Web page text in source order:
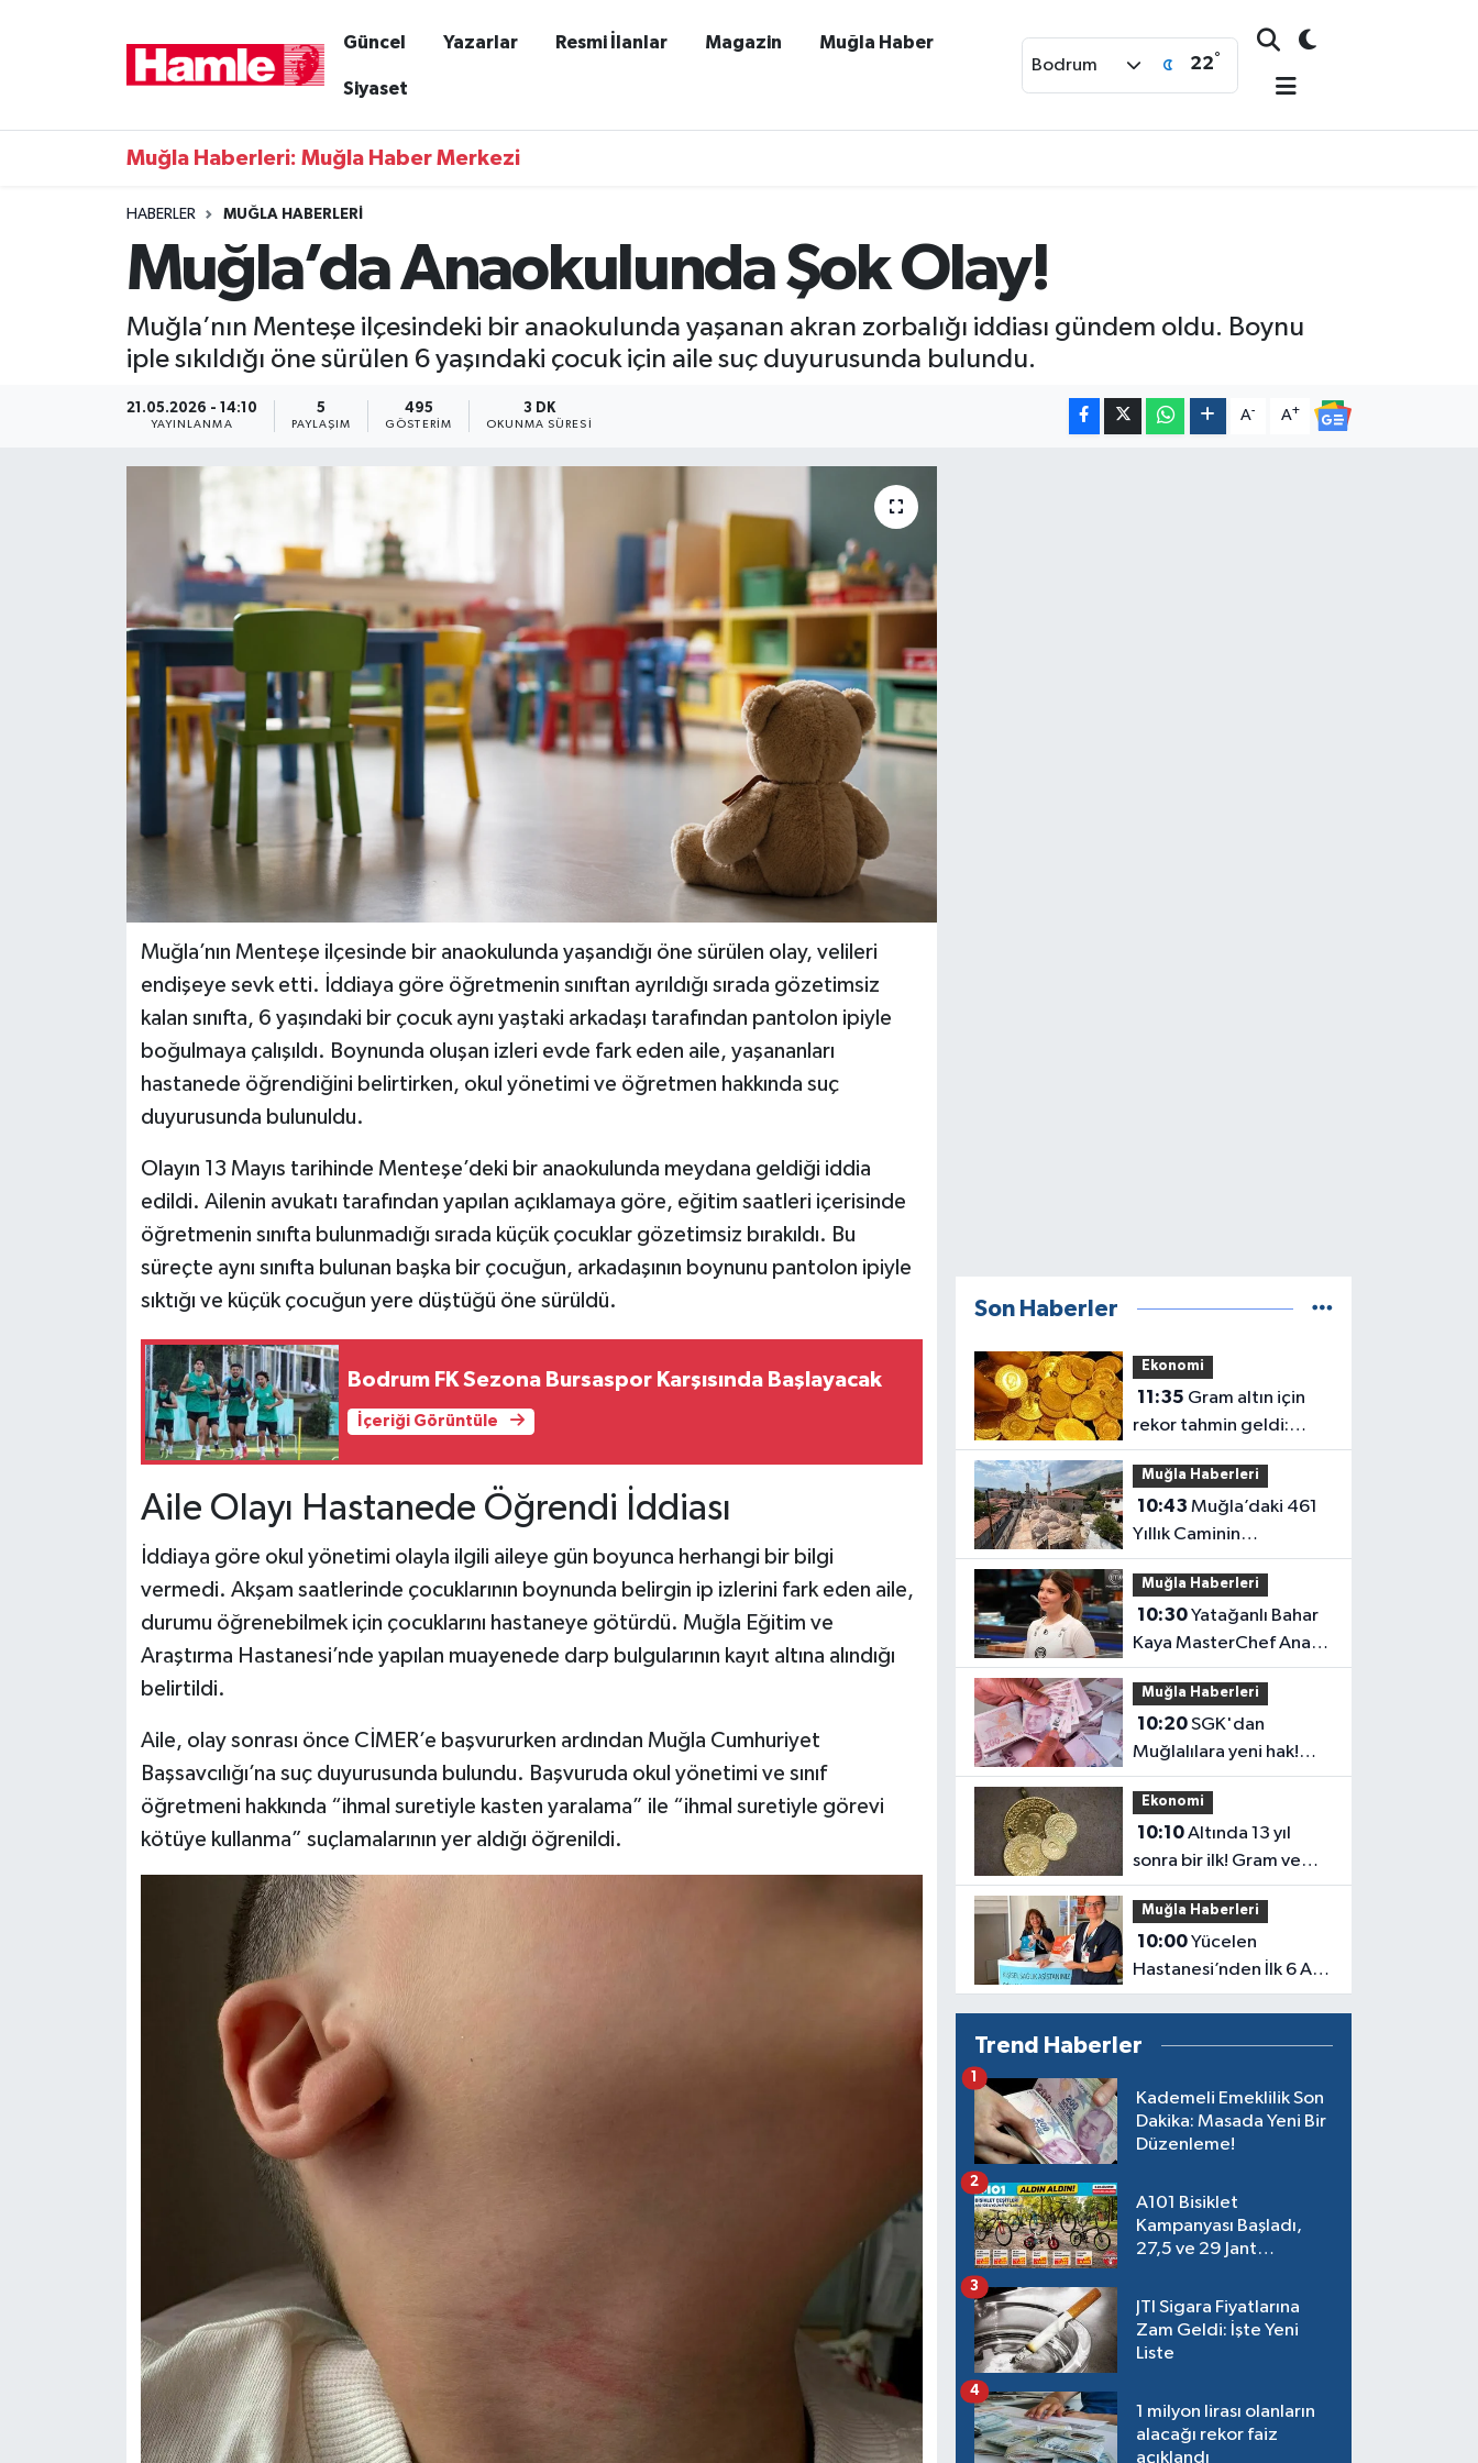
Güncel Yazarlar Resmi İlanlar Magazin Muğla Haber
Siyaset
Bodrum 22°
Muğla Haberleri: Muğla Haber Merkezi
HABERLER MUĞLA HABERLERI
Muğla’da Anaokulunda Şok Olay!
Muğla’nın Menteşe ilçesindeki bir anaokulunda yaşanan akran zorbalığı iddiası gündem oldu. Boynu
iple sıkıldığı öne sürülen 6 yaşındaki çocuk için aile suç duyurusunda bulundu.
21.05.2026 - 14:10
YAYINLANMA
5
PAYLAŞIM
495
GÖSTERIM
3 DK
OKUNMA SÜRESI
A- A+
Muğla’nın Menteşe ilçesinde bir anaokulunda yaşandığı öne sürülen olay, velileri
endişeye sevk etti. İddiaya göre öğretmenin sınıftan ayrıldığı sırada gözetimsiz
kalan sınıfta, 6 yaşındaki bir çocuk aynı yaştaki arkadaşı tarafından pantolon ipiyle
boğulmaya çalışıldı. Boynunda oluşan izleri evde fark eden aile, yaşananları
hastanede öğrendiğini belirtirken, okul yönetimi ve öğretmen hakkında suç
duyurusunda bulunuldu.
Olayın 13 Mayıs tarihinde Menteşe’deki bir anaokulunda meydana geldiği iddia
edildi. Ailenin avukatı tarafından yapılan açıklamaya göre, eğitim saatleri içerisinde
öğretmenin sınıfta bulunmadığı sırada küçük çocuklar gözetimsiz bırakıldı. Bu
süreçte aynı sınıfta bulunan başka bir çocuğun, arkadaşının boynunu pantolon ipiyle
sıktığı ve küçük çocuğun yere düştüğü öne sürüldü.
Bodrum FK Sezona Bursaspor Karşısında Başlayacak
İçeriği Görüntüle
Aile Olayı Hastanede Öğrendi İddiası
İddiaya göre okul yönetimi olayla ilgili aileye gün boyunca herhangi bir bilgi
vermedi. Akşam saatlerinde çocuklarının boynunda belirgin ip izlerini fark eden aile,
durumu öğrenebilmek için çocuklarını hastaneye götürdü. Muğla Eğitim ve
Araştırma Hastanesi’nde yapılan muayenede darp bulgularının kayıt altına alındığı
belirtildi.
Aile, olay sonrası önce CİMER’e başvururken ardından Muğla Cumhuriyet
Başsavcılığı’na suç duyurusunda bulundu. Başvuruda okul yönetimi ve sınıf
öğretmeni hakkında “ihmal suretiyle kasten yaralama” ile “ihmal suretiyle görevi
kötüye kullanma” suçlamalarının yer aldığı öğrenildi.
Son Haberler
Ekonomi
11:35
rekor tahmin geldi:
Altını olanlar hangi
rakamları görecek?
Muğla Haberleri
10:43
Yıllık Caminin
Restorasyonu 2027’ye
Kaldı
Muğla Haberleri
10:30Yatağanlı Bahar
Kaya MasterChef Ana
Kadrosunda
Muğla Haberleri
10:20SGK'dan
Muğlalılara yeni hak!
Emekli maaşı alanlar
dikkat
Ekonomi
10:10Altında 13 yıl
sonra bir ilk! Gram ve
çeyrek sahipleri dikkat
Muğla Haberleri
10:00Yücelen
Hastanesi’nden İlk 6 Ay
İçin Önemli Çağrı
Trend Haberler
Kademeli Emeklilik Son
Dakika: Masada Yeni Bir
Düzenleme!
1
A101 Bisiklet
Kampanyası Başladı,
27,5 ve 29 Jant
2
JTI Sigara Fiyatlarına
Zam Geldi: İşte Yeni
Liste
3
1 milyon lirası olanların
alacağı rekor faiz
açıklandı
4
Magazin
Muğla Nöbetçi Eczaneler
Muğla Trafik Yoğunluk Haritası
Süper Lig Puan Durumu ve Fikstür
Tüm Manşetler
Son Dakika Haberleri